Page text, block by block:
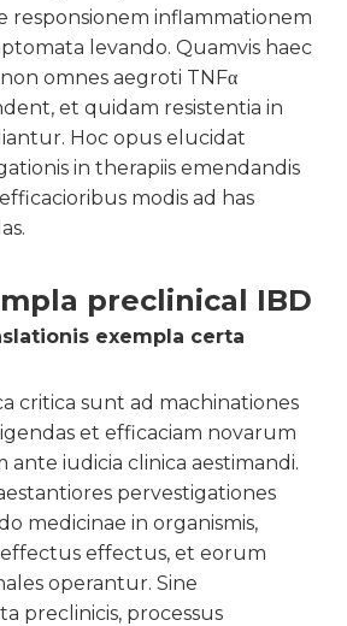
responsionem inflammationem
levando. Quamvis haec
omnes aegroti TNFα
et quidam resistentia in
Hoc opus elucidat
in therapiis emendandis
modis ad has
preclinical IBD
exempla certa
critica sunt ad machinationes
et efficaciam novarum
iudicia clinica aestimandi.
pervestigationes
medicinae in organismis,
effectus, et eorum
operantur. Sine
preclinicis, processus